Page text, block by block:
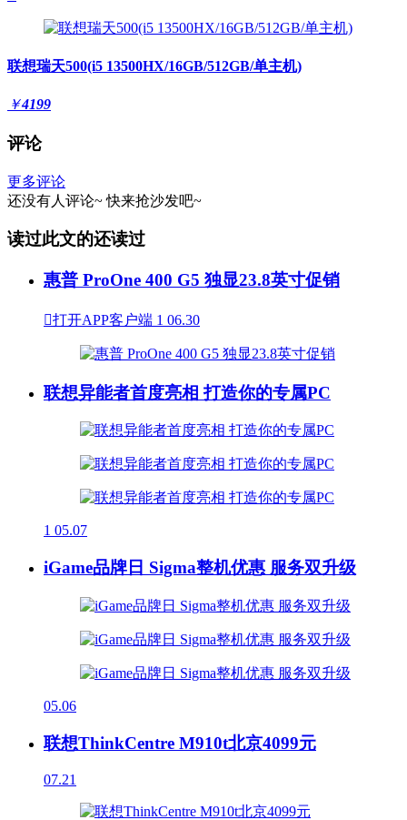
联想瑞天500(i5 13500HX/16GB/512GB/单主机)
￥4199
评论
更多评论
还没有人评论~ 快来抢沙发吧~
读过此文的还读过
惠普 ProOne 400 G5 独显23.8英寸促销
打开APP客户端 1 06.30
联想异能者首度亮相 打造你的专属PC
1 05.07
iGame品牌日 Sigma整机优惠 服务双升级
05.06
联想ThinkCentre M910t北京4099元
07.21